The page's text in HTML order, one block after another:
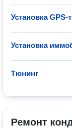
Установка GPS-
Установка
Тюнинг
Ремонт